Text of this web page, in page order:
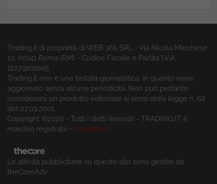
Trading.it di proprietà di WEB 365 SRL - Via Nicola Marchese
10, 00141 Roma (RM) - Codice Fiscale e Partita I.V.A.
12279101005
Trading.it non è una testata giornalistica, in quanto viene
aggiornato senza alcuna periodicità. Non può pertanto
considerarsi un prodotto editoriale ai sensi della legge n. 62
del 07.03.2001
Copyright ©2026 - Tutti i diritti riservati - TRADING.IT è
marchio registrato - Contattaci
Le attività pubblicitarie su questo sito sono gestite da
theCoreAdv